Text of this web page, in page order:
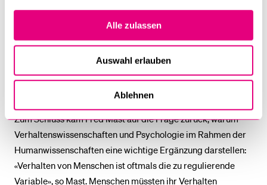
Alle zulassen
Auswahl erlauben
Ablehnen
Rehabilitationspsychologie besetzt werden, diese ist wie
auch jene für Rechtspsychologie in der Schweiz einzigartig.
Warum Verhaltenswissenschaften und
Zum Schluss kam Fred Mast auf die Frage zurück, warum
Verhaltenswissenschaften und Psychologie im Rahmen der
Humanwissenschaften eine wichtige Ergänzung darstellen:
«Verhalten von Menschen ist oftmals die zu regulierende
Variable», so Mast. Menschen müssten ihr Verhalten